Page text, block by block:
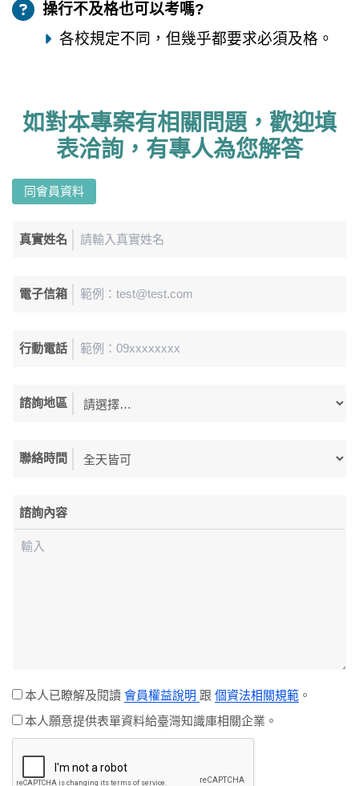
操行不及格也可以考嗎?
各校規定不同，但幾乎都要求必須及格。
如對本專案有相關問題，歡迎填
表洽詢，有專人為您解答
同會員資料
真實姓名
電子信箱
行動電話
諮詢地區
聯絡時間
諮詢內容
本人已瞭解及閱讀 會員權益說明 跟 個資法相關規範 。
本人願意提供表單資料給臺灣知識庫相關企業。